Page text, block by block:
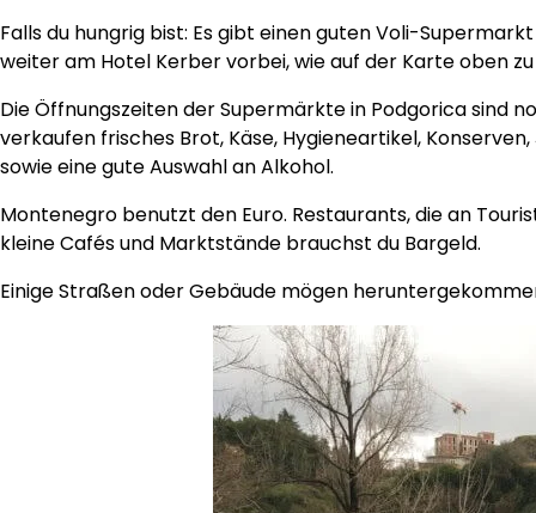
Falls du hungrig bist: Es gibt einen guten Voli-
weiter am Hotel Kerber vorbei, wie auf der Karte oben
Die Öffnungszeiten der Supermärkte in Podgorica sind
verkaufen frisches Brot, Käse, Hygieneartikel,
sowie eine gute Auswahl an Alkohol.
Montenegro benutzt den Euro. Restaurants, die an
kleine Cafés und Marktstände brauchst du Bargeld.
Einige Straßen oder Gebäude mögen